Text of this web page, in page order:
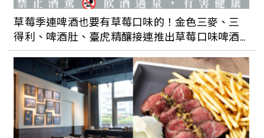
草莓季連啤酒也要有草莓口味的！金色三麥、三
得利、啤酒肚、臺虎精釀接連推出草莓口味啤酒
與氣泡酒